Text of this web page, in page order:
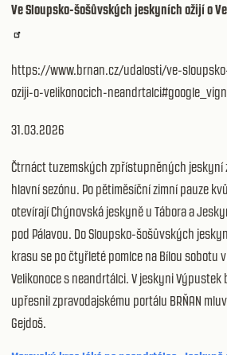
Ve Sloupsko-šošůvských jeskyních ožijí o
https://www.brnan.cz/udalosti/ve-
oziji-o-velikonocich-
31.03.2026
Čtrnáct tuzemských zpřístupněných jeskyní
hlavní sezónu. Po pětiměsíční zimní pauze
otevírají Chýnovská jeskyně u Tábora a
pod Pálavou. Do Sloupsko-šošůvských
krasu se po čtyřleté pomlce na Bílou sobotu
Velikonoce s neandrtálci. V jeskyni
upřesnil zpravodajskému portálu BRŇAN
Gejdoš.